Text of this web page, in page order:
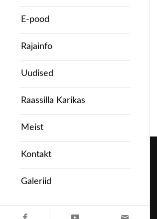
E-pood
Rajainfo
Uudised
Raassilla Karikas
Meist
Kontakt
Galeriid